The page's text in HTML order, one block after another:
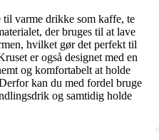
til varme drikke som kaffe, te
der bruges til at lave
hvilket gør det perfekt til
er også designet med en
og komfortabelt at holde
kan du med fordel bruge
og samtidig holde